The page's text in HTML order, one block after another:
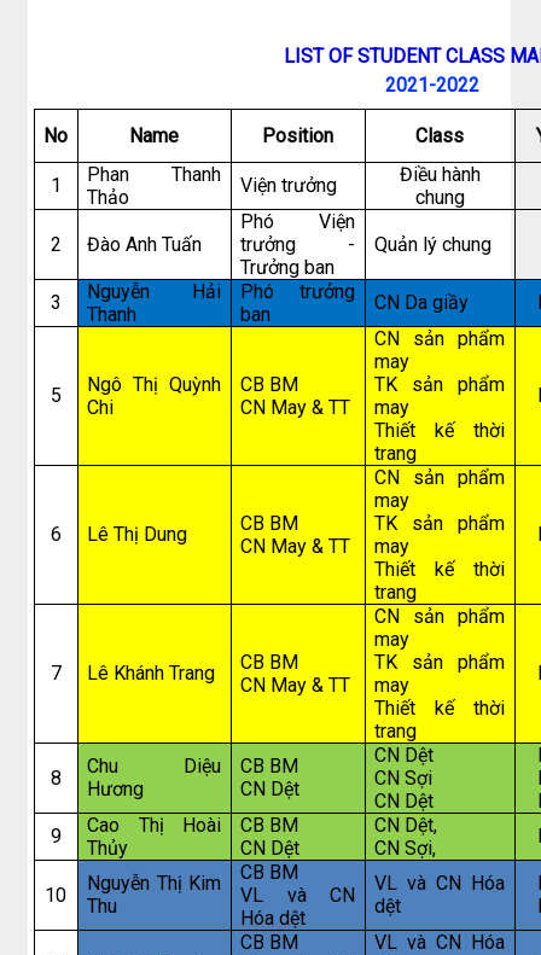
LIST OF STUDENT CLASS
2021-2022
No Name Position Class
1
Phan Thanh
Thảo
Viện trưởng
Điều hành
chung
2 Đào Anh Tuấn
Phó Viện
trưởng -
Trưởng ban
Quản lý chung
3
Nguyễn Hải
Thanh
Phó trưởng
ban
CN Da giầy
5
Ngô Thị Quỳnh
Chi
CB BM
CN May & TT
CN sản phẩm
may
TK sản phẩm
may
Thiết kế thời
trang
6 Lê Thị Dung
CB BM
CN May & TT
CN sản phẩm
may
TK sản phẩm
may
Thiết kế thời
trang
7 Lê Khánh Trang
CB BM
CN May & TT
CN sản phẩm
may
TK sản phẩm
may
Thiết kế thời
trang
8
Chu Diệu
Hương
CB BM
CN Dệt
CN Dệt
CN Sợi
CN Dệt
9
Cao Thị Hoài
Thủy
CB BM
CN Dệt
CN Dệt,
CN Sợi,
10
Nguyễn Thị Kim
Thu
CB BM
VL và CN
Hóa dệt
VL và CN Hóa
dệt
CB BM
VL và CN Hóa